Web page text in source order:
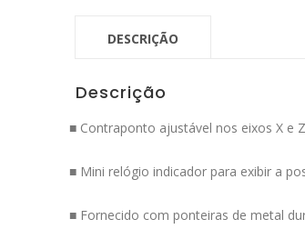
DESCRIÇÃO
Descrição
■ Contraponto ajustável nos eixos X e Z
■ Mini relógio indicador para exibir a
■ Fornecido com ponteiras de metal